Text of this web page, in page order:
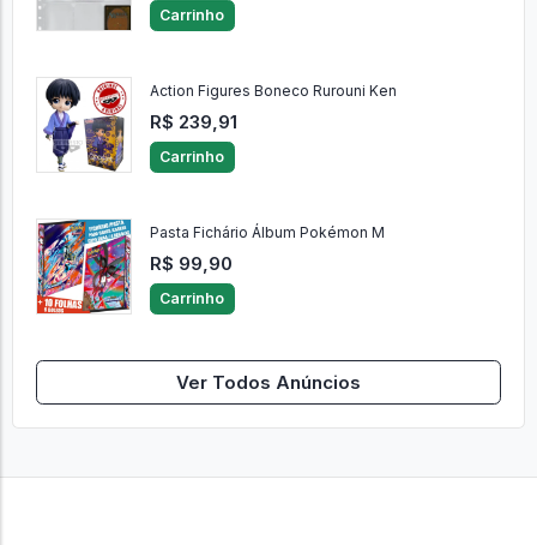
Carrinho
Action Figures Boneco Rurouni Ken
R$ 239,91
Carrinho
Pasta Fichário Álbum Pokémon M
R$ 99,90
Carrinho
Ver Todos Anúncios